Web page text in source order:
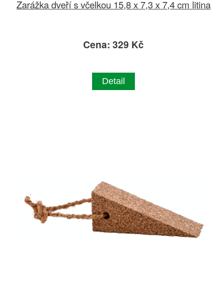
Zarážka dveří s včelkou 15,8 x 7,3 x 7,4 cm litina
Cena: 329 Kč
Detail